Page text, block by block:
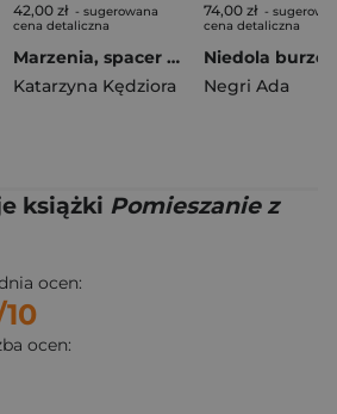
42,00 zł - sugerowana
cena detaliczna
Marzenia, spacer po tęczy
Katarzyna Kędziora
74,00 zł -
cena detaliczna
Niedola burze
Negri Ada
książki Pomieszanie z
ocen:
ocen: